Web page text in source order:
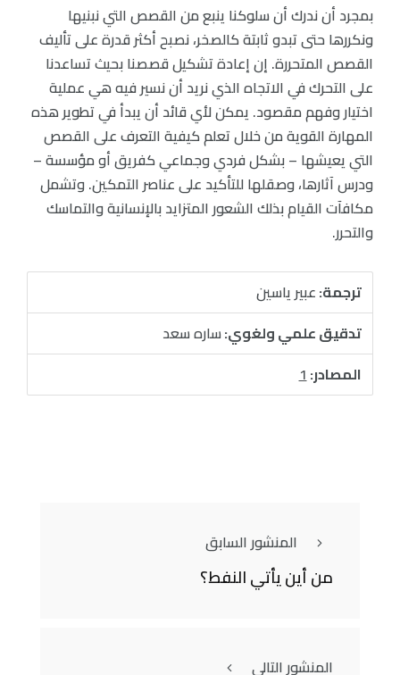
بمجرد أن ندرك أن سلوكنا ينبع من القصص التي نبنيها
ونكررها حتى تبدو ثابتة كالصخر، نصبح أكثر قدرة على تأليف
القصص المتحررة. إن إعادة تشكيل قصصنا بحيث تساعدنا
على التحرك في الاتجاه الذي نريد أن نسير فيه هي عملية
اختيار وفهم مقصود. يمكن لأي قائد أن يبدأ في تطوير هذه
المهارة القوية من خلال تعلم كيفية التعرف على القصص
التي يعيشها – بشكل فردي وجماعي كفريق أو مؤسسة –
ودرس آثارها، وصقلها للتأكيد على عناصر التمكين. وتشمل
مكافآت القيام بذلك الشعور المتزايد بالإنسانية والتماسك
والتحرر.
ترجمة:عبير ياسين
تدقيق علمي ولغوي:ساره سعد
المصادر:1
المنشور السابق
من أين يأتي النفط؟
المنشور التالي